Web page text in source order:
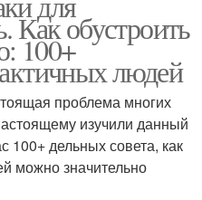
Как обустроить
100+
людей
проблема многих
изучили данный
100+ дельных совета, как
можно значительно